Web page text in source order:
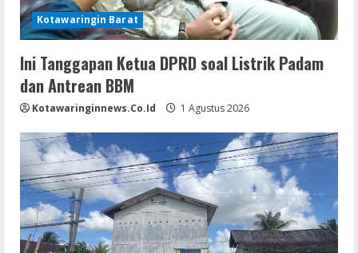
Kotawaringin Barat
Ini Tanggapan Ketua DPRD soal Listrik Padam
dan Antrean BBM
Kotawaringinnews.co.id 1 Agustus 2026